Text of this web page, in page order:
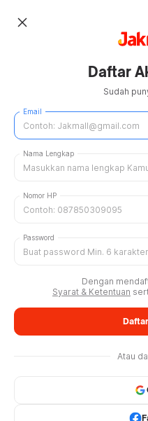
close
Daftar
Sudah
Email
Nama Lengkap
Nomor HP
Password
Dengan
Syarat & Ketentuan
Atau